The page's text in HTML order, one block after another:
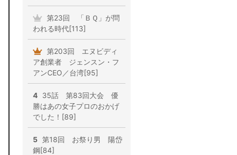
第23回 「ＢＱ」が問
われる時代[113]
第203回 エヌビディ
ア創業者 ジェンスン・フ
アンCEO／台湾[95]
4 35話 第83回大会 優
勝はあの女子プロのおかげ
でした！[89]
5 第18回 お祭り男 陽岱
鋼[84]